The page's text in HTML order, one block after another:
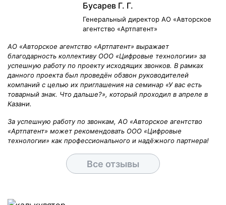
Бусарев Г. Г.
Генеральный директор АО «Авторское
агентство «Артпатент»
АО «Авторское агентство «Артпатент» выражает
благодарность коллективу ООО «Цифровые технологии» за
успешную работу по проекту исходящих звонков. В рамках
данного проекта был проведён обзвон руководителей
компаний с целью их приглашения на семинар «У вас есть
товарный знак. Что дальше?», который проходил в апреле в
Казани.
За успешную работу по звонкам, АО «Авторское агентство
«Артпатент» может рекомендовать ООО «Цифровые
технологии» как профессионального и надёжного партнера!
Все отзывы